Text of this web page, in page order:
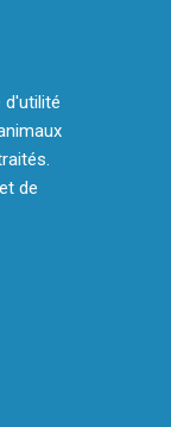
d'utilité
de